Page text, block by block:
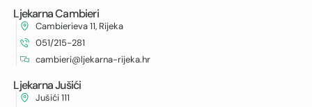
Ljekarna Cambieri
Cambierieva 11, Rijeka
051/215-281
cambieri@ljekarna-rijeka.hr
Ljekarna Jušići
Jušići 111